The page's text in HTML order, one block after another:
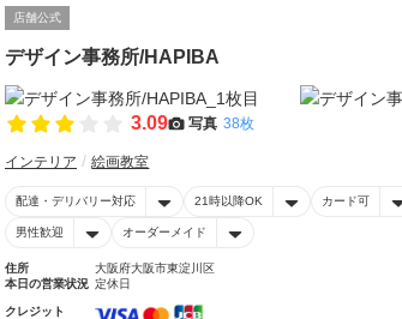
店舗公式
デザイン事務所/HAPIBA
3.09 写真 38枚
インテリア 絵画教室
配達・デリバリー対応 21時以降OK カード可
男性歓迎 オーダーメイド
住所
大阪府大阪市東淀川区
本日の営業状況 定休日
クレジット